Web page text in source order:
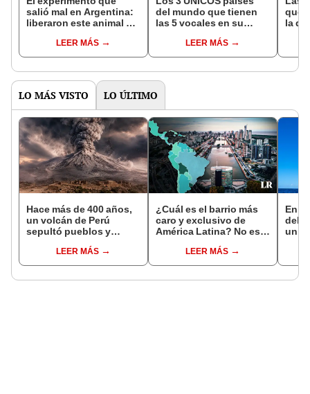
salió mal en Argentina:
liberaron este animal y
bosques milenarios de
la Patagonia
LEER MÁS
del mundo que tienen
las 5 vocales en su
con unoLEER MÁS
que
la de
LO MÁS VISTO LO ÚLTIMO
Hace más de 400 años,
un volcán de Perú
sepultó pueblos y
veranos más fríos de la
historia: sigue bajo
LEER MÁS
¿Cuál es el barrio más
caro y exclusivo de
América Latina? No está
LEER MÁS
En
del
un